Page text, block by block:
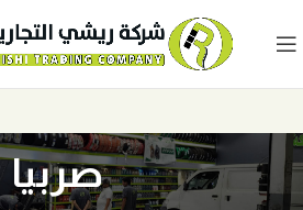
صربيا